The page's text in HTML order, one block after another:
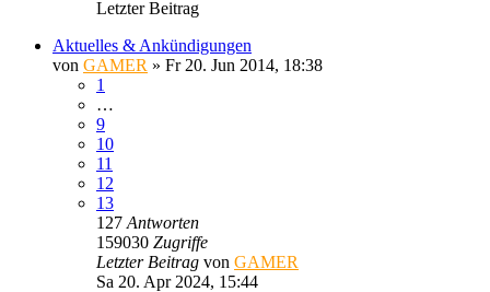
Letzter Beitrag
Aktuelles & Ankündigungen
von GAMER » Fr 20. Jun 2014, 18:38
1
…
9
10
11
12
13
127 Antworten
159030 Zugriffe
Letzter Beitrag von GAMER
Sa 20. Apr 2024, 15:44